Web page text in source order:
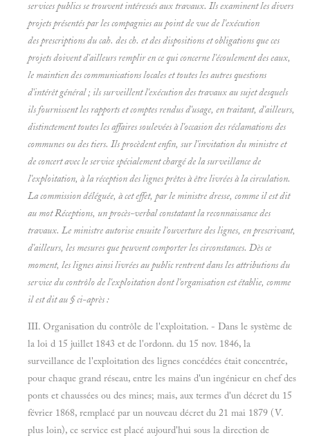
services publics se trouvent intéressés aux travaux. Ils examinent les divers
projets présentés par les compagnies au point de vue de l'exécution
des prescriptions du cah. des ch. et des dispositions et obligations que ces
projets doivent d'ailleurs remplir en ce qui concerne l'écoulement des eaux,
le maintien des communications locales et toutes les autres questions
d'intérêt général ; ils surveillent l'exécution des travaux au sujet desquels
ils fournissent les rapports et comptes rendus d'usage, en traitant, d'ailleurs,
distinctement toutes les affaires soulevées à l'occasion des réclamations des
communes ou des tiers. Ils procèdent enfin, sur l'invitation du ministre et
de concert avec le service spécialement chargé de la surveillance de
l'exploitation, à la réception des lignes prêtes à être livrées à la circulation.
La commission déléguée, à cet effet, par le ministre dresse, comme il est dit
au motRéceptions, un procès-verbal constatant la reconnaissance des
travaux. Le ministre autorise ensuite l'ouverture des lignes, en prescrivant,
d'ailleurs, les mesures que peuvent comporter les circonstances. Dès ce
moment, les lignes ainsi livrées au public rentrent dans les attributions du
service du contrôlo de l'exploitation dont l'organisation est établie, comme
il est dit au § ci-après :
III. Organisation du contrôle de l'exploitation. - Dans le système de
la loi d 15 juillet 1843 et de l'ordonn. du 15 nov. 1846, la
surveillance de l'exploitation des lignes concédées était concentrée,
pour chaque grand réseau, entre les mains d'un ingénieur en chef des
ponts et chaussées ou des mines; mais, aux termes d'un décret du 15
février 1868, remplacé par un nouveau décret du 21 mai 1879 (V.
plus loin), ce service est placé aujourd'hui sous la direction de